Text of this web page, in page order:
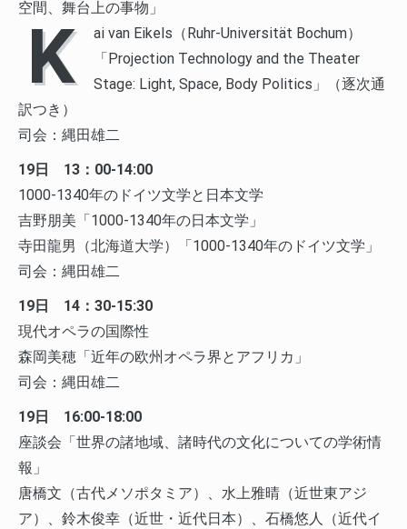
空間、舞台上の事物」
K
ai van Eikels（Ruhr-Universität Bochum）
「Projection Technology and the Theater
Stage: Light, Space, Body Politics」（逐次通
訳つき）
司会：縄田雄二
19日 13：00-14:00
1000-1340年のドイツ文学と日本文学
吉野朋美「1000-1340年の日本文学」
寺田龍男（北海道大学）「1000-1340年のドイツ文学」
司会：縄田雄二
19日 14：30-15:30
現代オペラの国際性
森岡美穂「近年の欧州オペラ界とアフリカ」
司会：縄田雄二
19日 16:00-18:00
座談会「世界の諸地域、諸時代の文化についての学術情
報」
唐橋文（古代メソポタミア）、水上雅晴（近世東アジ
ア）、鈴木俊幸（近世・近代日本）、石橋悠人（近代イ